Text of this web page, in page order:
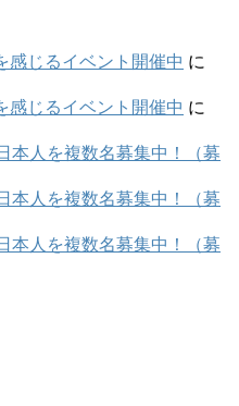
感じるイベント開催中 に
感じるイベント開催中 に
本人を複数名募集中！（募
本人を複数名募集中！（募
本人を複数名募集中！（募